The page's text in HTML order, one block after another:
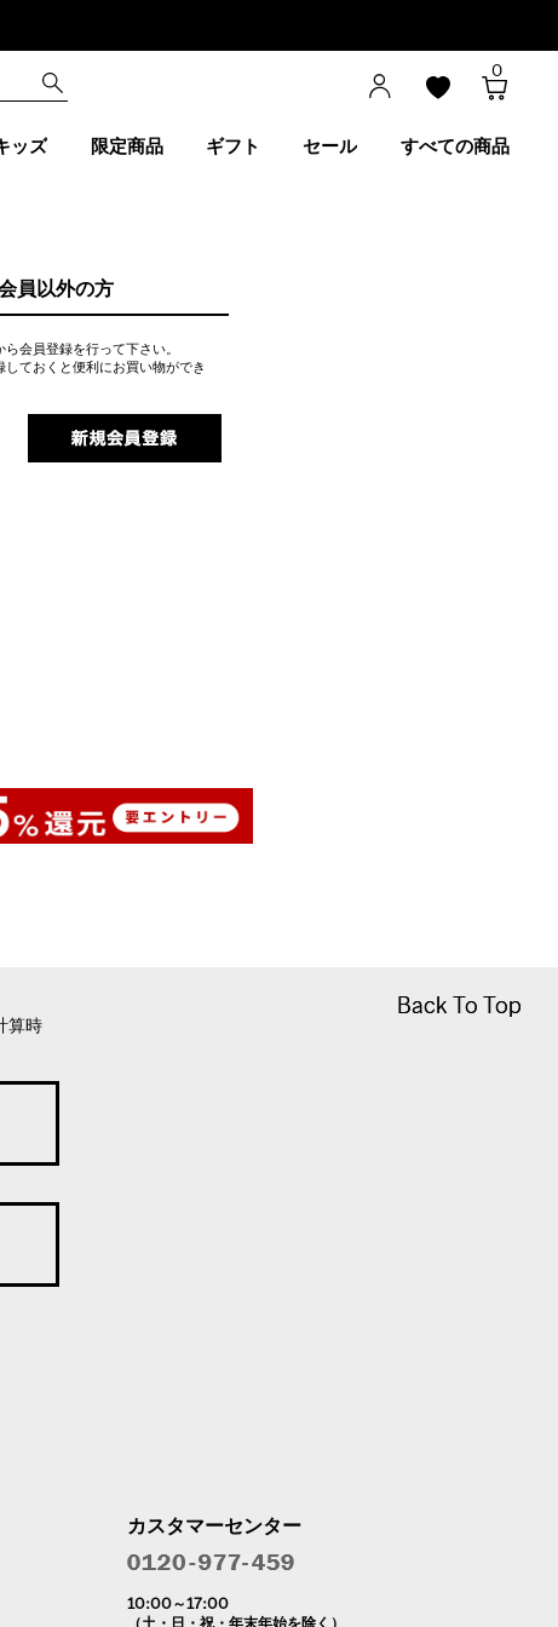
0
ッズ 限定商品 ギフト セール すべての商品
員以外の方
会員登録を行って下さい。
しておくと便利にお買い物ができ
Back To Top
Back To Top
算時
カスタマーセンター
10:00～17:00
（土・日・祝・年末年始を除く）